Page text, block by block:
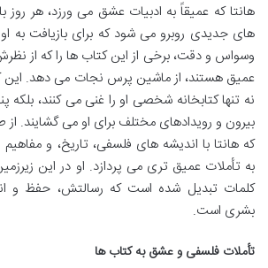
هانتا که عمیقاً به ادبیات عشق می ورزد، هر
های جدیدی روبرو می شود که برای بازیافت به
وسواس و دقت، برخی از این کتاب ها را که از
عمیق هستند، از ماشین پرس نجات می دهد. این
نه تنها کتابخانه شخصی او را غنی می کنند،
بیرون و رویدادهای مختلف برای او می گشایند.
که هانتا با اندیشه های فلسفی، تاریخ، و
به تأملات عمیق تری می پردازد. او در این
کلمات تبدیل شده است که رسالتش، حفظ و
بشری است.
تأملات فلسفی و عشق به کتاب ها